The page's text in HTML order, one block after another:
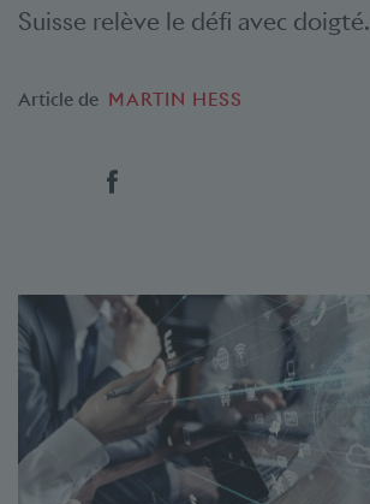
Suisse relève le défi avec doigté.
Article de MARTIN HESS
Social Bookmarks